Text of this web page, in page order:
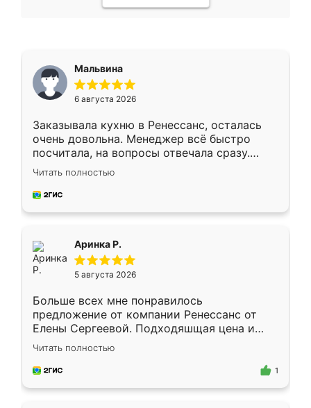
Мальвина
6 августа 2026
Заказывала кухню в Ренессанс, осталась
очень довольна. Менеджер всё быстро
посчитала, на вопросы отвечала сразу.
Замерщик приехал в субботу, подошёл к
делу со всей ответственностью. Собрали
за день, ребята работали аккуратно, даже
Читать полностью
Аринка Р.
5 августа 2026
Больше всех мне понравилось
предложение от компании Ренессанс от
Елены Сергеевой. Подходяшщая цена и
короткие сроки изготовления. Приехавший
для замера сотрудник Владислав
предложил по моему эскизу самый
Читать полностью
1